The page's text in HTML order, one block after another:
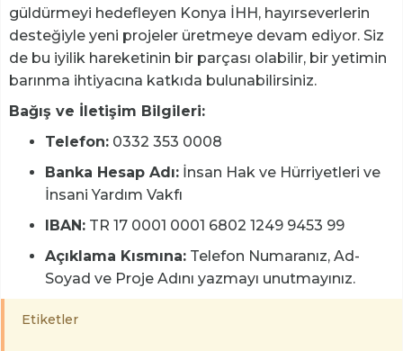
güldürmeyi hedefleyen Konya İHH, hayırseverlerin
desteğiyle yeni projeler üretmeye devam ediyor. Siz
de bu iyilik hareketinin bir parçası olabilir, bir yetimin
barınma ihtiyacına katkıda bulunabilirsiniz.
Bağış ve İletişim Bilgileri:
Telefon: 0332 353 0008
Banka Hesap Adı: İnsan Hak ve Hürriyetleri ve
İnsani Yardım Vakfı
IBAN: TR 17 0001 0001 6802 1249 9453 99
Açıklama Kısmına: Telefon Numaranız, Ad-
Soyad ve Proje Adını yazmayı unutmayınız.
Etiketler